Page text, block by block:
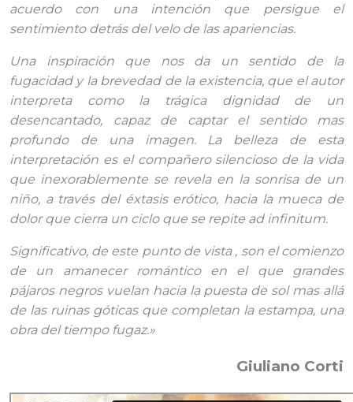
acuerdo con una intención que persigue el
sentimiento detrás del velo de las apariencias.
Una inspiración que nos da un sentido de la
fugacidad y la brevedad de la existencia, que el autor
interpreta como la trágica dignidad de un
desencantado, capaz de captar el sentido mas
profundo de una imagen. La belleza de esta
interpretación es el compañero silencioso de la vida
que inexorablemente se revela en la sonrisa de un
niño, a través del éxtasis erótico, hacia la mueca de
dolor que cierra un ciclo que se repite ad infinitum.
Significativo, de este punto de vista , son el comienzo
de un amanecer romántico en el que grandes
pájaros negros vuelan hacia la puesta de sol mas allá
de las ruinas góticas que completan la estampa, una
obra del tiempo fugaz.»
Giuliano Corti